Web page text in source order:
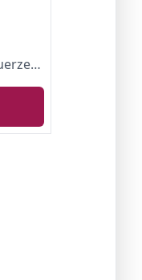
VVAY 2 Stück Gasfeuerzeug Sturmfeuerzeug Jetflamme Gas Butan Nachfüllbar, Jet Feuerzeug Lang Stab für Kamin, Grill, Ofen, Feuerwerk (Verkauft ohne Gas)